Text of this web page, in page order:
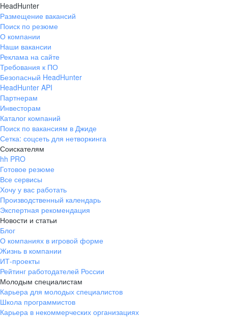
HeadHunter
Размещение вакансий
Поиск по резюме
О компании
Наши вакансии
Реклама на сайте
Требования к ПО
Безопасный HeadHunter
HeadHunter API
Партнерам
Инвесторам
Каталог компаний
Поиск по вакансиям в Джиде
Сетка: соцсеть для нетворкинга
Соискателям
hh PRO
Готовое резюме
Все сервисы
Хочу у вас работать
Производственный календарь
Экспертная рекомендация
Новости и статьи
Блог
О компаниях в игровой форме
Жизнь в компании
ИТ-проекты
Рейтинг работодателей России
Молодым специалистам
Карьера для молодых специалистов
Школа программистов
Карьера в некоммерческих организациях